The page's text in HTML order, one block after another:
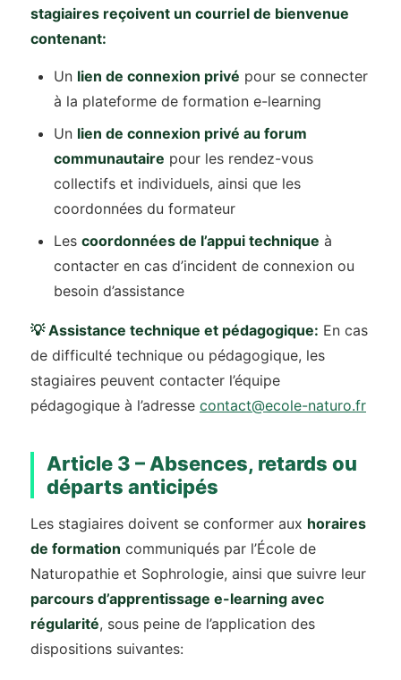
stagiaires reçoivent un courriel de bienvenue
contenant:
Un lien de connexion privé pour se connecter
à la plateforme de formation e-learning
Un lien de connexion privé au forum
communautaire pour les rendez-vous
collectifs et individuels, ainsi que les
coordonnées du formateur
Les coordonnées de l’appui technique à
contacter en cas d’incident de connexion ou
besoin d’assistance
💡 Assistance technique et pédagogique: En cas
de difficulté technique ou pédagogique, les
stagiaires peuvent contacter l’équipe
pédagogique à l’adresse contact@ecole-naturo.fr
Article 3 – Absences, retards ou
départs anticipés
Les stagiaires doivent se conformer aux horaires
de formation communiqués par l’École de
Naturopathie et Sophrologie, ainsi que suivre leur
parcours d’apprentissage e-learning avec
régularité, sous peine de l’application des
dispositions suivantes: